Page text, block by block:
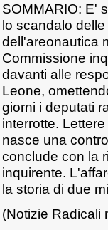
SOMMARIO: E'
lo scandalo
dell'areonautica
Commissione
davanti alle
Leone,
giorni i deputati
interrotte.
nasce una
conclude con la
inquirente.
la storia di due
(Notizie Radicali